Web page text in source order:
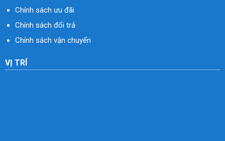
Chính sách ưu đãi
Chính sách đổi trả
Chính sách vận chuyển
VỊ TRÍ